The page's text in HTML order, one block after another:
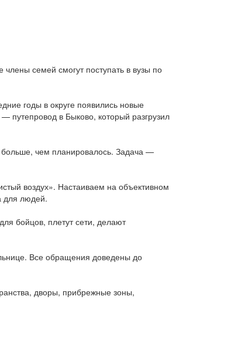
семей смогут поступать в вузы по
годы в округе появились новые
путепровод в Быково, который разгрузил
больше, чем планировалось. Задача —
воздух». Настаиваем на объективном
для людей.
бойцов, плетут сети, делают
Все обращения доведены до
дворы, прибрежные зоны,